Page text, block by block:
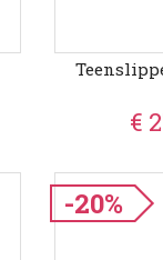
€
-20%